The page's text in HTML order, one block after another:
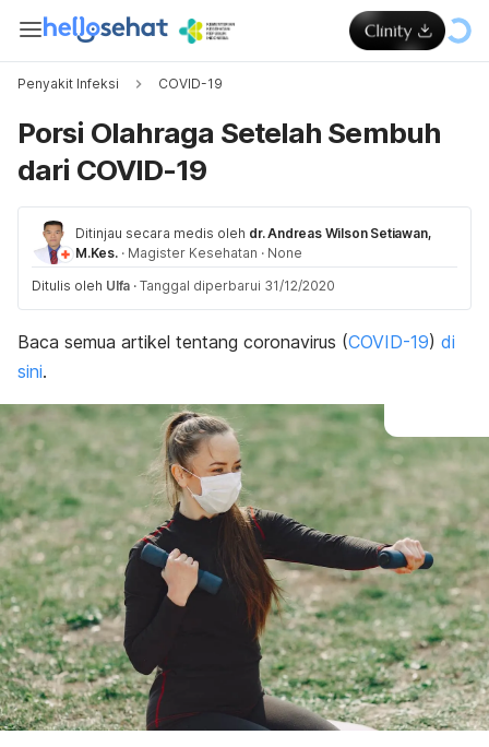
Penyakit Infeksi COVID-19
Porsi Olahraga Setelah Sembuh
dari COVID-19
Ditinjau secara medis oleh dr. Andreas Wilson Setiawan,
M.Kes. · Magister Kesehatan · None
Ditulis oleh Ulfa · Tanggal diperbarui 31/12/2020
Baca semua artikel tentang coronavirus (COVID-19) di
sini.